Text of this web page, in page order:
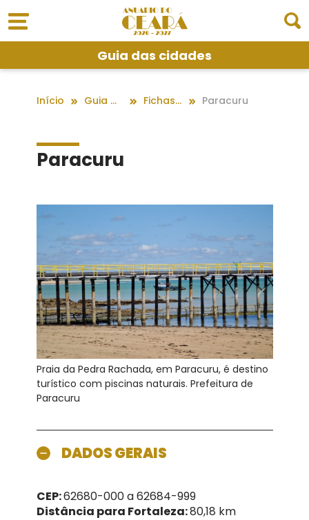
Guia das cidades
Início Guia das cidades Fichas dos Municípios Paracuru
Paracuru
Praia da Pedra Rachada, em Paracuru, é destino
turístico com piscinas naturais. Prefeitura de
Paracuru
DADOS GERAIS
CEP:62680-000 a 62684-999
Distância para Fortaleza:80,18 km